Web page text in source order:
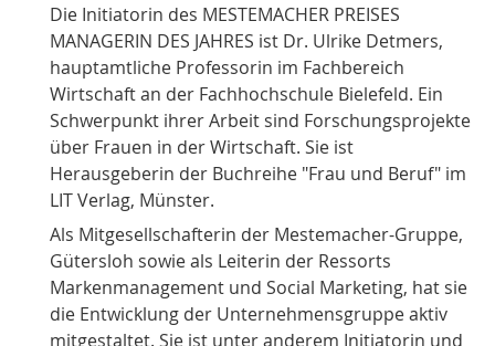
Die Initiatorin des MESTEMACHER PREISES
MANAGERIN DES JAHRES ist Dr. Ulrike Detmers,
hauptamtliche Professorin im Fachbereich
Wirtschaft an der Fachhochschule Bielefeld. Ein
Schwerpunkt ihrer Arbeit sind Forschungsprojekte
über Frauen in der Wirtschaft. Sie ist
Herausgeberin der Buchreihe "Frau und Beruf" im
LIT Verlag, Münster.
Als Mitgesellschafterin der Mestemacher-Gruppe,
Gütersloh sowie als Leiterin der Ressorts
Markenmanagement und Social Marketing, hat sie
die Entwicklung der Unternehmensgruppe aktiv
mitgestaltet. Sie ist unter anderem Initiatorin und